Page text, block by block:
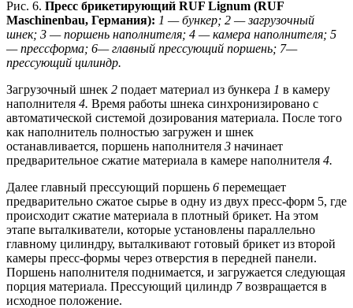
Рис. 6. Пресс брикетирующий RUF Lignum (RUF
Maschinenbau, Германия): 1 — бункер; 2 — загрузочный
шнек; 3 — поршень наполнителя; 4 — камера наполнителя; 5
— прессформа; 6— главный прессующий поршень; 7—
прессующий цилиндр.
Загрузочный шнек 2 подает материал из бункера 1 в камеру
наполнителя 4. Время работы шнека синхронизировано с
автоматической системой дозирования материала. После того
как наполнитель полностью загружен и шнек
останавливается, поршень наполнителя 3 начинает
предварительное сжатие материала в камере наполнителя 4.
Далее главный прессующий поршень 6 перемещает
предварительно сжатое сырье в одну из двух пресс-форм 5, где
происходит сжатие материала в плотный брикет. На этом
этапе выталкиватели, которые установлены параллельно
главному цилиндру, выталкивают готовый брикет из второй
камеры пресс-формы через отверстия в передней панели.
Поршень наполнителя поднимается, и загружается следующая
порция материала. Прессующий цилиндр 7возвращается в
исходное положение.